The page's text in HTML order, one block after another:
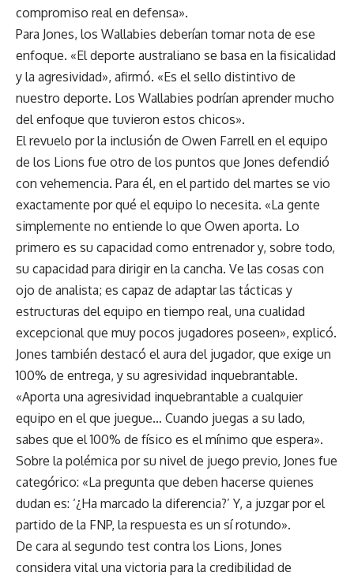
compromiso real en defensa».
Para Jones, los Wallabies deberían tomar nota de ese
enfoque. «El deporte australiano se basa en la fisicalidad
y la agresividad», afirmó. «Es el sello distintivo de
nuestro deporte. Los Wallabies podrían aprender mucho
del enfoque que tuvieron estos chicos».
El revuelo por la inclusión de Owen Farrell en el equipo
de los Lions fue otro de los puntos que Jones defendió
con vehemencia. Para él, en el partido del martes se vio
exactamente por qué el equipo lo necesita. «La gente
simplemente no entiende lo que Owen aporta. Lo
primero es su capacidad como entrenador y, sobre todo,
su capacidad para dirigir en la cancha. Ve las cosas con
ojo de analista; es capaz de adaptar las tácticas y
estructuras del equipo en tiempo real, una cualidad
excepcional que muy pocos jugadores poseen», explicó.
Jones también destacó el aura del jugador, que exige un
100% de entrega, y su agresividad inquebrantable.
«Aporta una agresividad inquebrantable a cualquier
equipo en el que juegue… Cuando juegas a su lado,
sabes que el 100% de físico es el mínimo que espera».
Sobre la polémica por su nivel de juego previo, Jones fue
categórico: «La pregunta que deben hacerse quienes
dudan es: ‘¿Ha marcado la diferencia?’ Y, a juzgar por el
partido de la FNP, la respuesta es un sí rotundo».
De cara al segundo test contra los Lions, Jones
considera vital una victoria para la credibilidad de